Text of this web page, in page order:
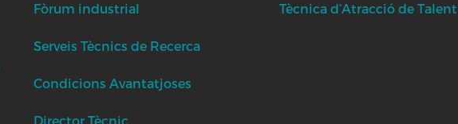
Fòrum industrial
Serveis Tècnics de Recerca
Condicions Avantatjoses
Director Tècnic
Tècnica d’Atracció de Talent